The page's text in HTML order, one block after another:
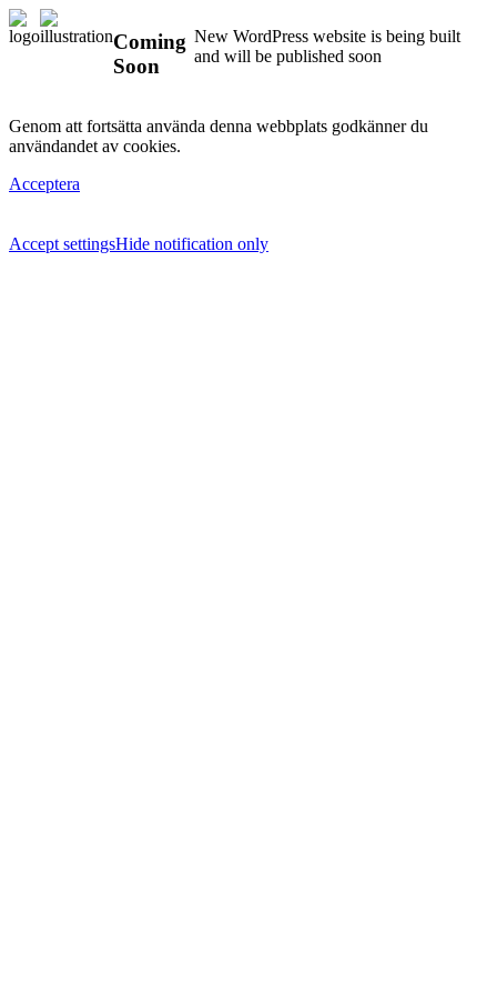
Coming
Soon
New WordPress website is being built
and will be published soon
Genom att fortsätta använda denna webbplats godkänner du
användandet av cookies.
Acceptera
Accept settingsHide notification only